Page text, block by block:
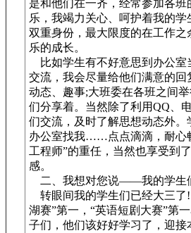
是和他们在一齐，经常参加各
乐，我竭力关心、呵护着我的
双重身份，最大限度的在工作
乐的成长。
比如学生有不好意思到办公室
交流，我会尽量给他们满意的
动态、趣事;大班委在各班之间
们分享着。当然除了利用QQ、
们交流，及时了解思想动态外
办公室找我……点点滴滴，耐心
工程师”的重任，当然也享受到
感。
二、我想对您说——我的学生
转眼间我的学生们已经大三了
湖赛”第一，“英语短剧大赛”第
子们，他们该好好学习了，迎